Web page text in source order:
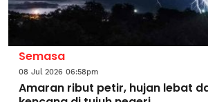
Semasa
08 Jul 2026 06:58pm
Amaran ribut petir, hujan lebat